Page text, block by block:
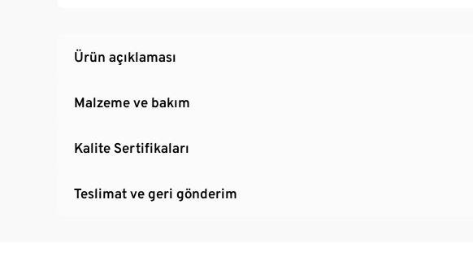
Arkada biraz daha uzun kesim
Ürün açıklaması
Malzeme ve bakım
Kalite Sertifikaları
Teslimat ve geri gönderim